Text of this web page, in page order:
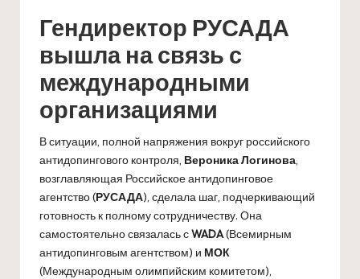
Гендиректор РУСАДА
вышла на связь с
международными
организациями
В ситуации, полной напряжения вокруг российского
антидопингового контроля, Вероника Логинова,
возглавляющая Российское антидопинговое
агентство (РУСАДА), сделала шаг, подчеркивающий
готовность к полному сотрудничеству. Она
самостоятельно связалась сWADA(Всемирным
антидопинговым агентством) и МОК
(Международным олимпийским комитетом),